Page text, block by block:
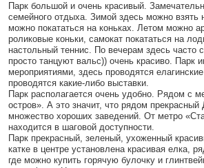
Парк большой и очень красивый.
семейного отдыха. Зимой здесь можно взять
можно покататься на коньках. Летом можно
роликовые коньки, самокат покататься на
настольный теннис. По вечерам здесь часто
просто танцуют вальс)) очень красиво. Парк
мероприятиями, здесь проводятся
проводятся какие-либо выставки.
Парк располагается очень удобно. Рядом с
остров». А это значит, что рядом
множество хороших заведений. От метро
находится в шаговой доступности.
Парк прекрасный, зеленый, ухоженный
катке в центре установлена красивая елка,
где можно купить горячую булочку и